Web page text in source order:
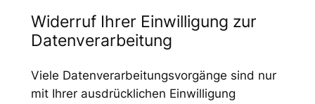
Widerruf Ihrer Einwilligung zur
Datenverarbeitung
Viele Datenverarbeitungsvorgänge sind nur
mit Ihrer ausdrücklichen Einwilligung